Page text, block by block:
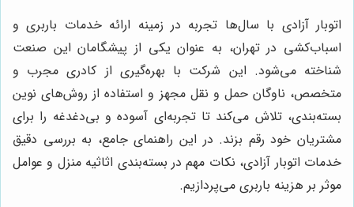
اتوبار آزادی با سال‌ها تجربه در زمینه ارائه خدمات باربری و
اسباب‌کشی در تهران، به عنوان یکی از پیشگامان این صنعت
شناخته می‌شود. این شرکت با بهره‌گیری از کادری مجرب و
متخصص، ناوگان حمل و نقل مجهز و استفاده از روش‌های نوین
بسته‌بندی، تلاش می‌کند تا تجربه‌ای آسوده و بی‌دغدغه را برای
مشتریان خود رقم بزند. در این راهنمای جامع، به بررسی دقیق
خدمات اتوبار آزادی، نکات مهم در بسته‌بندی اثاثیه منزل و عوامل
موثر بر هزینه باربری می‌پردازیم.